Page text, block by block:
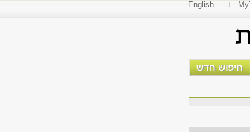
English